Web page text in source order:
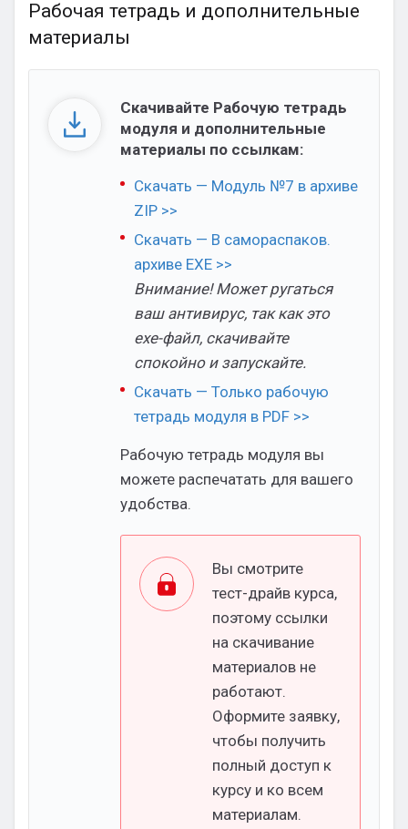
Рабочая тетрадь и дополнительные
материалы
Скачивайте Рабочую тетрадь
модуля и дополнительные
материалы по ссылкам:
Скачать — Модуль №7 в архиве
ZIP >>
Скачать — В самораспаков.
архиве EXE >>
Внимание! Может ругаться
ваш антивирус, так как это
exe-файл, скачивайте
спокойно и запускайте.
Скачать — Только рабочую
тетрадь модуля в PDF >>
Рабочую тетрадь модуля вы
можете распечатать для вашего
удобства.
Вы смотрите
тест-драйв курса,
поэтому ссылки
на скачивание
материалов не
работают.
Оформите заявку,
чтобы получить
полный доступ к
курсу и ко всем
материалам.